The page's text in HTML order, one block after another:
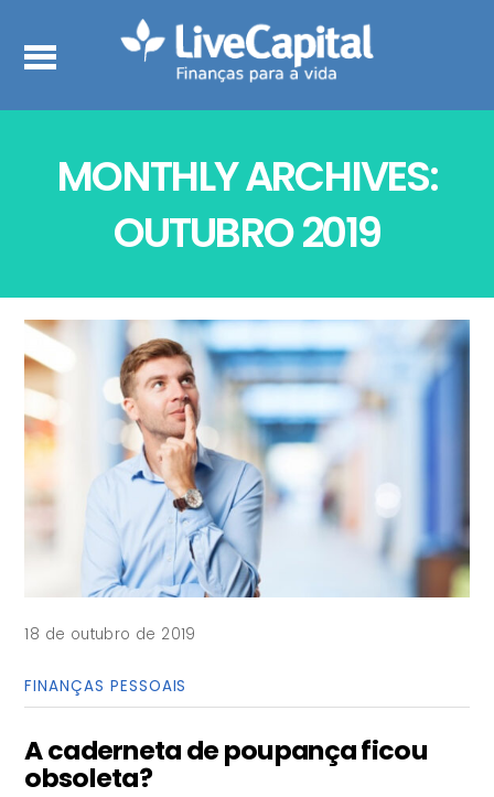
MONTHLY ARCHIVES:
OUTUBRO 2019
18 de outubro de 2019
FINANÇAS PESSOAIS
A caderneta de poupança ficou
obsoleta?